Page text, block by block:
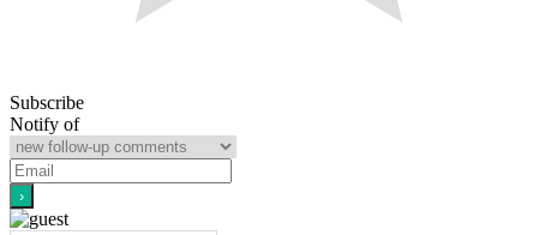
Subscribe
Notify of